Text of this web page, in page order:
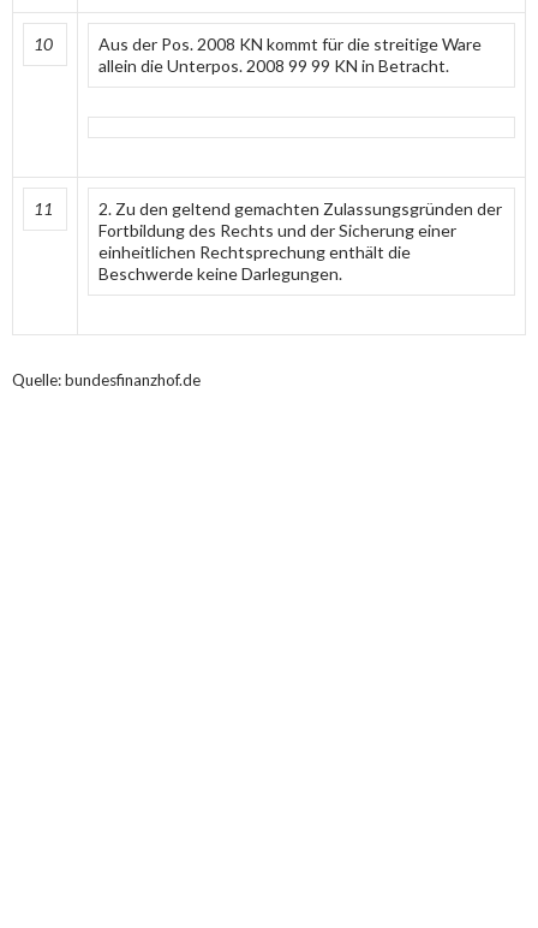
10
Aus der Pos. 2008 KN kommt für die streitige Ware
allein die Unterpos. 2008 99 99 KN in Betracht.
11
2. Zu den geltend gemachten Zulassungsgründen der
Fortbildung des Rechts und der Sicherung einer
einheitlichen Rechtsprechung enthält die
Beschwerde keine Darlegungen.
Quelle: bundesfinanzhof.de